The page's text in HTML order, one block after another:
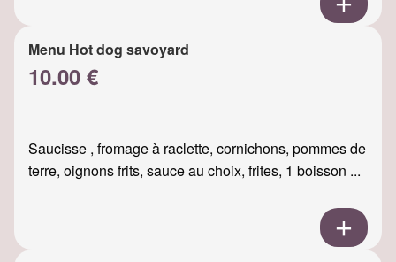
Menu Hot dog savoyard
10.00 €
Saucisse , fromage à raclette, cornichons, pommes de
terre, oignons frits, sauce au choix, frites, 1 boisson ...